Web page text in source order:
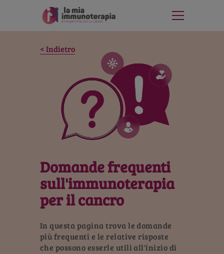
Indietro
Domande frequenti
sull'immunoterapia
per il cancro
In questa pagina trova le domande
più frequenti e le relative risposte
che possono esserle utili all'inizio di